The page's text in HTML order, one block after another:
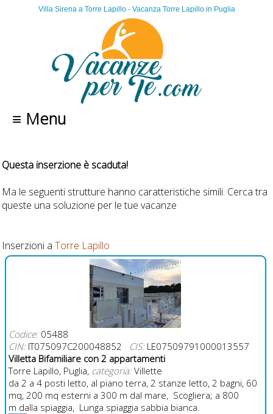
Villa Sirena a Torre Lapillo - Vacanza Torre Lapillo in Puglia
≡ Menu
Questa inserzione è scaduta!
Ma le seguenti strutture hanno caratteristiche simili. Cerca tra
queste una soluzione per le tue vacanze
Inserzioni a Torre Lapillo
Codice:05488
CIN:IT075097C200048852 CIS:LE07509791000013557
Villetta Bifamiliare con 2 appartamenti
Torre Lapillo, Puglia, categoria:Villette
da 2 a 4 posti letto, al piano terra, 2 stanze letto, 2 bagni, 60
mq, 200 mq esterni a 300 m dal mare, Scogliera; a 800
m dalla spiaggia, Lunga spiaggia sabbia bianca.